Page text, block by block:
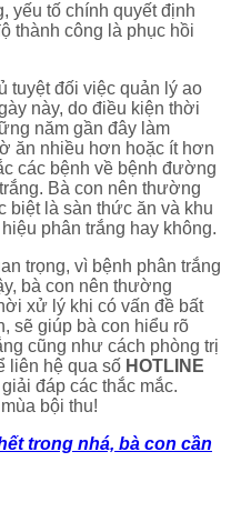
yếu tố chính quyết định
thành công là phục hồi
tuyệt đối việc quản lý ao
này, do điều kiện thời
năm gần đây làm
ăn nhiều hơn hoặc ít hơn
các bệnh về bệnh đường
Bà con nên thường
biệt là sàn thức ăn và khu
phân trắng hay không.
trọng, vì bệnh phân trắng
bà con nên thường
xử lý khi có vấn đề bất
sẽ giúp bà con hiểu rõ
cũng như cách phòng trị
liên hệ qua số HOTLINE
đáp các thắc mắc.
bội thu!
trong nhá, bà con cần